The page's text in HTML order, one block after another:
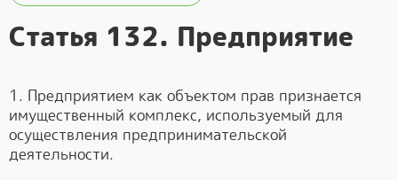
Статья 132. Предприятие
1. Предприятием как объектом прав признается
имущественный комплекс, используемый для
осуществления предпринимательской
деятельности.